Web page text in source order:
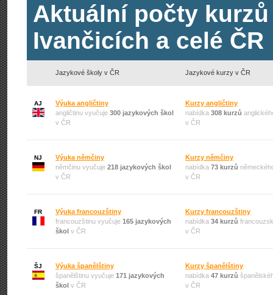
Aktuální počty
Ivančicích a celé ČR
Jazykové školy v ČR Jazykové kurzy v ČR
AJ
Výuka angličtiny
angličtinu vyučuje 300 jazykových škol
v ČR
Kurzy angličtiny
nabídka 308 kurzů
v ČR
NJ
Výuka němčiny
němčinu vyučuje 218 jazykových škol
v ČR
Kurzy němčiny
nabídka 73 kurzů
v ČR
FR
Výuka francouzštiny
francouzštinu vyučuje 165 jazykových
škol v ČR
Kurzy francouzštiny
nabídka 34 kurzů
v ČR
ŠJ
Výuka španělštiny
španělštinu vyučuje 171 jazykových
škol v ČR
Kurzy španělštiny
nabídka 47 kurzů
v ČR